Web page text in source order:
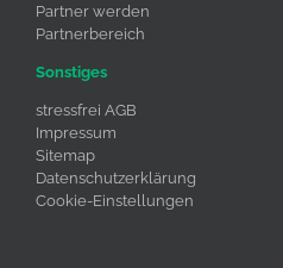
Partner werden
Partnerbereich
Sonstiges
stressfrei AGB
Impressum
Sitemap
Datenschutzerklärung
Cookie-Einstellungen